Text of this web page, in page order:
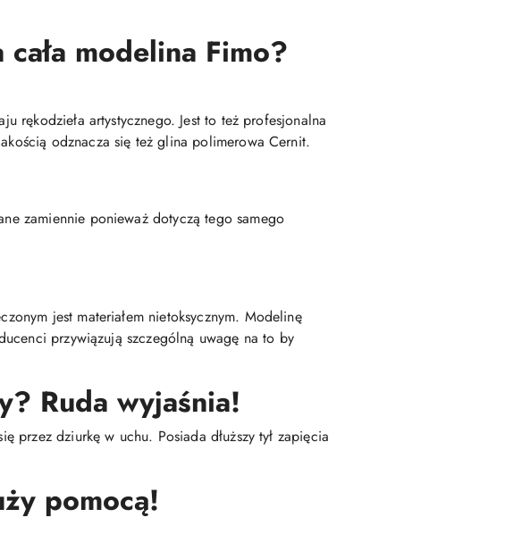
modelina Fimo?
rękodzieła artystycznego. Jest to też profesjonalna
odznacza się też glina polimerowa Cernit.
zamiennie ponieważ dotyczą tego samego
jest materiałem nietoksycznym. Modelinę
przywiązują szczególną uwagę na to by
Ruda wyjaśnia!
dziurkę w uchu. Posiada dłuższy tył zapięcia
pomocą!